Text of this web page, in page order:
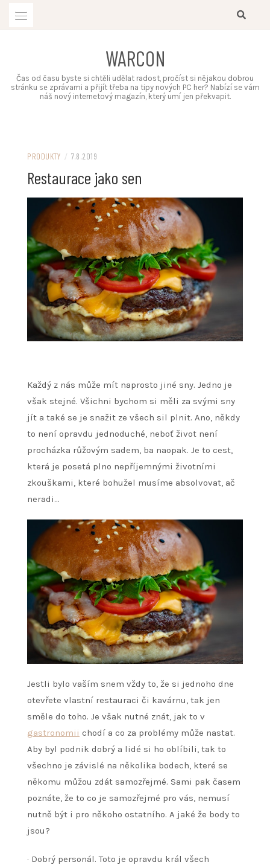
WARCON
Čas od času byste si chtěli udělat radost, pročíst si nějakou dobrou
stránku se zprávami a přijít třeba na tipy nových PC her? Nabízí se vám
náš nový internetový magazín, který umí jen překvapit.
PRODUKTY / 7.8.2019
Restaurace jako sen
Každý z nás může mít naprosto jiné sny. Jedno je
však stejné. Všichni bychom si měli za svými sny
jít a také se je snažit ze všech sil plnit. Ano, někdy
to není opravdu jednoduché, neboť život není
procházka růžovým sadem, ba naopak. Je to cest,
která je posetá plno nepříjemnými životními
zkouškami, které bohužel musíme absolvovat, ač
neradi…
Jestli bylo vaším snem vždy to, že si jednoho dne
otevřete vlastní restauraci či kavárnu, tak jen
směle do toho. Je však nutné znát, jak to v
gastronomii chodí a co za problémy může nastat.
Aby byl podnik dobrý a lidé si ho oblíbili, tak to
všechno je závislé na několika bodech, které se
někomu můžou zdát samozřejmé. Sami pak časem
poznáte, že to co je samozřejmé pro vás, nemusí
nutně být i pro někoho ostatního. A jaké že body to
jsou?
· Dobrý personál. Toto je opravdu král všech